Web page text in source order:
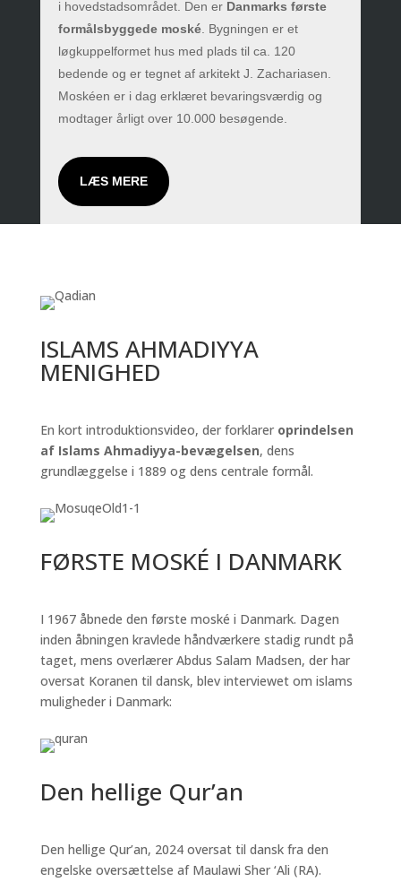
i hovedstadsområdet. Den er Danmarks første
formålsbyggede moské. Bygningen er et
løgkuppelformet hus med plads til ca. 120
bedende og er tegnet af arkitekt J. Zachariasen.
Moskéen er i dag erklæret bevaringsværdig og
modtager årligt over 10.000 besøgende.
LÆS MERE
ISLAMS AHMADIYYA
MENIGHED
En kort introduktionsvideo, der forklarer oprindelsen
af Islams Ahmadiyya-bevægelsen, dens
grundlæggelse i 1889 og dens centrale formål.
FØRSTE MOSKÉ I DANMARK
I 1967 åbnede den første moské i Danmark. Dagen
inden åbningen kravlede håndværkere stadig rundt på
taget, mens overlærer Abdus Salam Madsen, der har
oversat Koranen til dansk, blev interviewet om islams
muligheder i Danmark:
Den hellige Qur’an
Den hellige Qur’an, 2024 oversat til dansk fra den
engelske oversættelse af Maulawi Sher ‘Ali (RA).